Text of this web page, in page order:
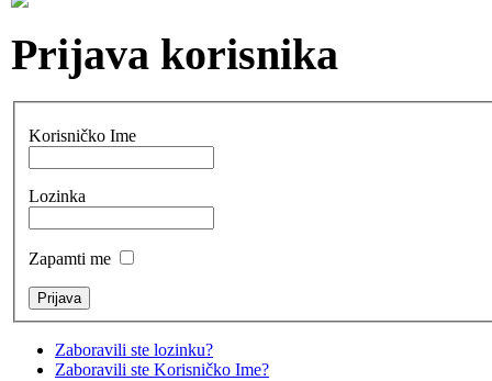
Prijava korisnika
Korisničko Ime
Lozinka
Zapamti me
Zaboravili ste lozinku?
Zaboravili ste Korisničko Ime?